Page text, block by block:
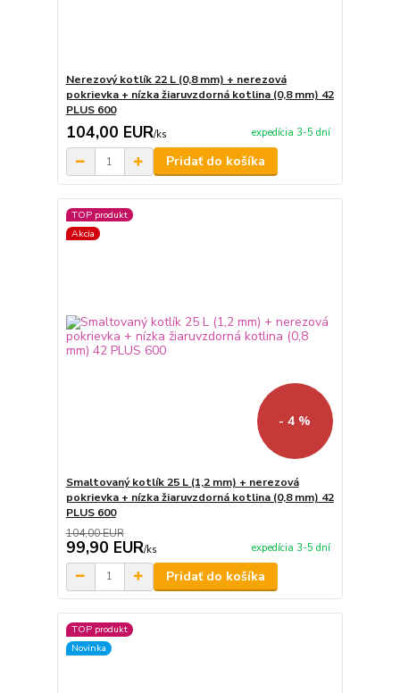
Nerezový kotlík 22 L (0,8 mm) + nerezová
pokrievka + nízka žiaruvzdorná kotlina (0,8 mm) 42
PLUS 600
104,00 EUR/ks expedícia 3-5 dní
Pridať do košíka
TOP produkt
Akcia
- 4 %
Smaltovaný kotlík 25 L (1,2 mm) + nerezová
pokrievka + nízka žiaruvzdorná kotlina (0,8 mm) 42
PLUS 600
104,00 EUR
99,90 EUR/ks expedícia 3-5 dní
Pridať do košíka
TOP produkt
Novinka